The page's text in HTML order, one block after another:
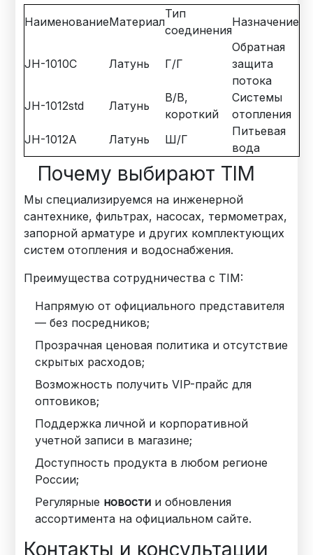
НаименованиеМатериал
Тип
соединения
Назначение
JH-1010C Латунь Г/Г
Обратная
защита
потока
JH-1012std
Латунь
В/В,
короткий
Системы
отопления
JH-1012A
Латунь Ш/Г
Питьевая
вода
Почему выбирают TIM
Мы специализируемся на инженерной
сантехнике, фильтрах, насосах, термометрах,
запорной арматуре и других комплектующих
систем отопления и водоснабжения.
Преимущества сотрудничества с TIM:
Напрямую от официального представителя
— без посредников;
Прозрачная ценовая политика и отсутствие
скрытых расходов;
Возможность получить VIP-прайс для
оптовиков;
Поддержка личной и корпоративной
учетной записи в магазине;
Доступность продукта в любом регионе
России;
Регулярные новости и обновления
ассортимента на официальном сайте.
Контакты и консультации